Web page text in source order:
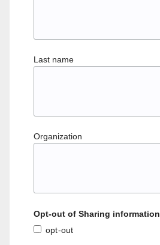
Last name
Organization
Opt-out of Sharing information
opt-out